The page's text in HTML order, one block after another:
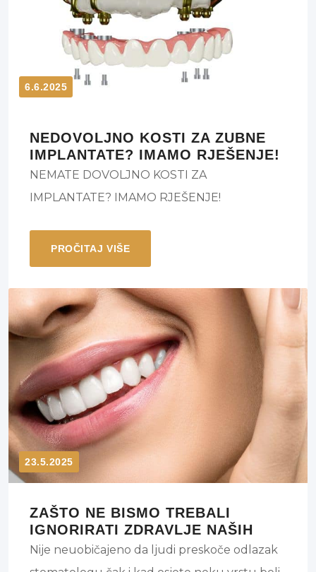
6.6.2025
NEDOVOLJNO KOSTI ZA ZUBNE
IMPLANTATE? IMAMO RJEŠENJE!
NEMATE DOVOLJNO KOSTI ZA
IMPLANTATE? IMAMO RJEŠENJE!
PROČITAJ VIŠE
23.5.2025
ZAŠTO NE BISMO TREBALI
IGNORIRATI ZDRAVLJE NAŠIH
ZUBI?
Nije neuobičajeno da ljudi preskoče odlazak